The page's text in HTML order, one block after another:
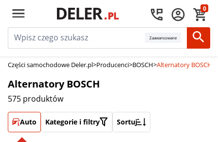
0
Zaawansowane
Części samochodowe Deler.pl>Producenci>BOSCH>Alternatory BOSCH
Alternatory BOSCH
575 produktów
Auto Kategorie i filtry Sortuj